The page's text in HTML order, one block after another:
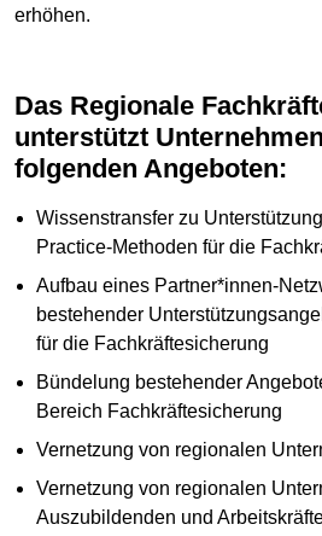
erhöhen.
Das Regionale Fachkräfte-Bündnis
unterstützt
folgenden Angeboten:
Wissenstransfer zu
Practice-Methoden für die
Aufbau eines Partner*innen-
bestehender
für die Fachkräftesicherung
Bündelung bestehender
Bereich Fachkräftesicherung
Vernetzung von regionalen
Vernetzung von regionalen
Auszubildenden und